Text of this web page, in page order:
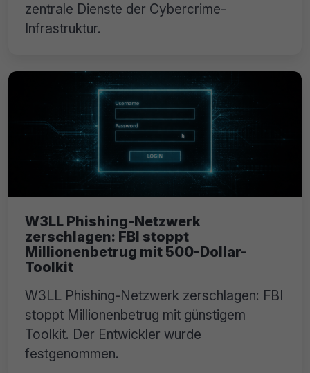
zentrale Dienste der Cybercrime-
Infrastruktur.
W3LL Phishing-Netzwerk
zerschlagen: FBI stoppt
Millionenbetrug mit 500-Dollar-
Toolkit
W3LL Phishing-Netzwerk zerschlagen: FBI
stoppt Millionenbetrug mit günstigem
Toolkit. Der Entwickler wurde
festgenommen.